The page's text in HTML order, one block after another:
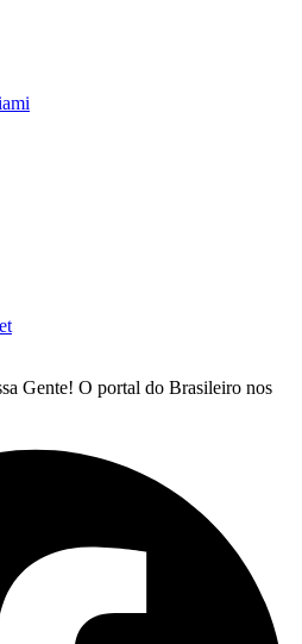
Gente! O portal do Brasileiro nos